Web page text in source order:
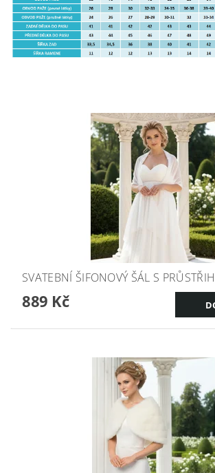
SVATEBNÍ ŠIFONOVÝ ŠÁL S
889 Kč